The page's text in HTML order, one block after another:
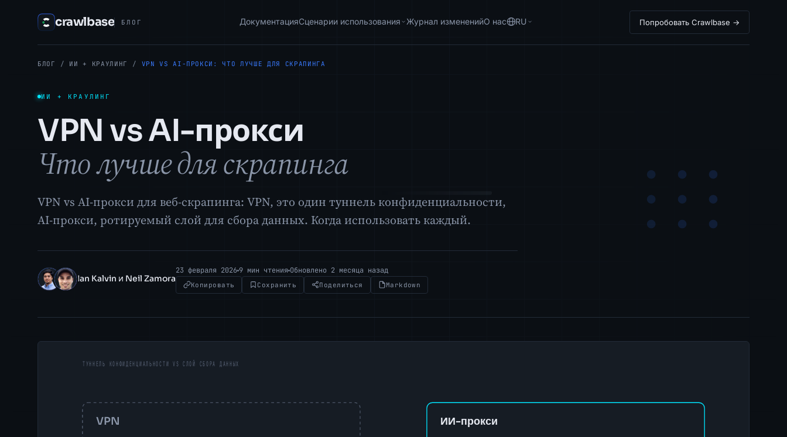
crawlbase БЛОГ ДокументацияСценарии использования Журнал измененийО нас RU Попробовать Crawlbase →
БЛОГ / ИИ + КРАУЛИНГ / VPN VS AI-ПРОКСИ: ЧТО ЛУЧШЕ ДЛЯ СКРАПИНГА
ИИ + КРАУЛИНГ
VPN vs AI-прокси
Что лучше для скрапинга
VPN vs AI-прокси для веб-скрапинга: VPN, это один туннель конфиденциальности,
AI-прокси, ротируемый слой для сбора данных. Когда использовать каждый.
IK NZ Ian Kalvin и Neil Zamora
23 февраля 2026 9 мин чтения Обновлено 2 месяца назад
Копировать Сохранить Поделиться Markdown